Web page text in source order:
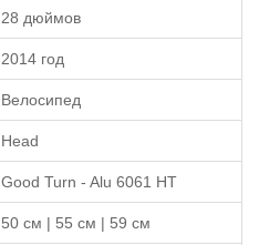
28 дюймов
2014 год
Велосипед
Head
Good Turn - Alu 6061 HT
50 см | 55 см | 59 см